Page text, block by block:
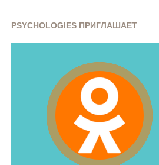
PSYCHOLOGIES ПРИГЛАШАЕТ